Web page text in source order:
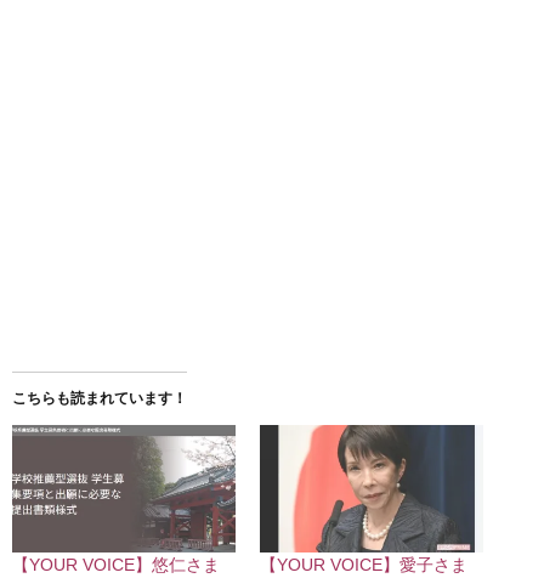
こちらも読まれています！
【YOUR VOICE】悠仁さま
【YOUR VOICE】愛子さま